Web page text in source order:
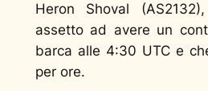
Heron Shoval
assetto ad avere un
barca alle 4:30 UTC e
per ore.